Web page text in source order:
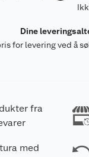
Dine
for levering ved å
fra
med